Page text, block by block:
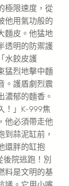
極限速度，從
他用氣功般的
麵皮。他猛地
透明的防禦護
水餃皮護
猛烈地擊中麵
。護盾劇烈震
濃郁的麵香。
！」K-999焦
他必須帶走他
到蒜泥缸前，
還胖的缸抱
後院逃跑！別
料是文明的基